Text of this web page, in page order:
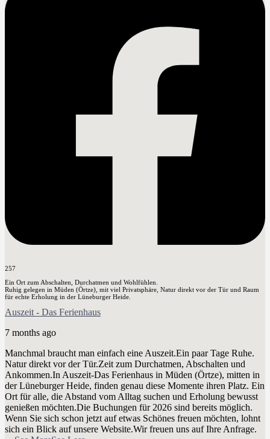
257
Ein Ort zum Abschalten, Durchatmen und Wohlfühlen.
Ruhig gelegen in Müden (Örtze), mit viel Privatsphäre, Natur direkt vor der Tür und Raum
für echte Erholung in der Lüneburger Heide.
Auszeit - Das Ferienhaus
7 months ago
Manchmal braucht man einfach eine Auszeit.Ein paar Tage Ruhe.
Natur direkt vor der Tür.Zeit zum Durchatmen, Abschalten und
Ankommen.In Auszeit-Das Ferienhaus in Müden (Örtze), mitten in
der Lüneburger Heide, finden genau diese Momente ihren Platz. Ein
Ort für alle, die Abstand vom Alltag suchen und Erholung bewusst
genießen möchten.Die Buchungen für 2026 sind bereits möglich.
Wenn Sie sich schon jetzt auf etwas Schönes freuen möchten, lohnt
sich ein Blick auf unsere Website.Wir freuen uns auf Ihre Anfrage.